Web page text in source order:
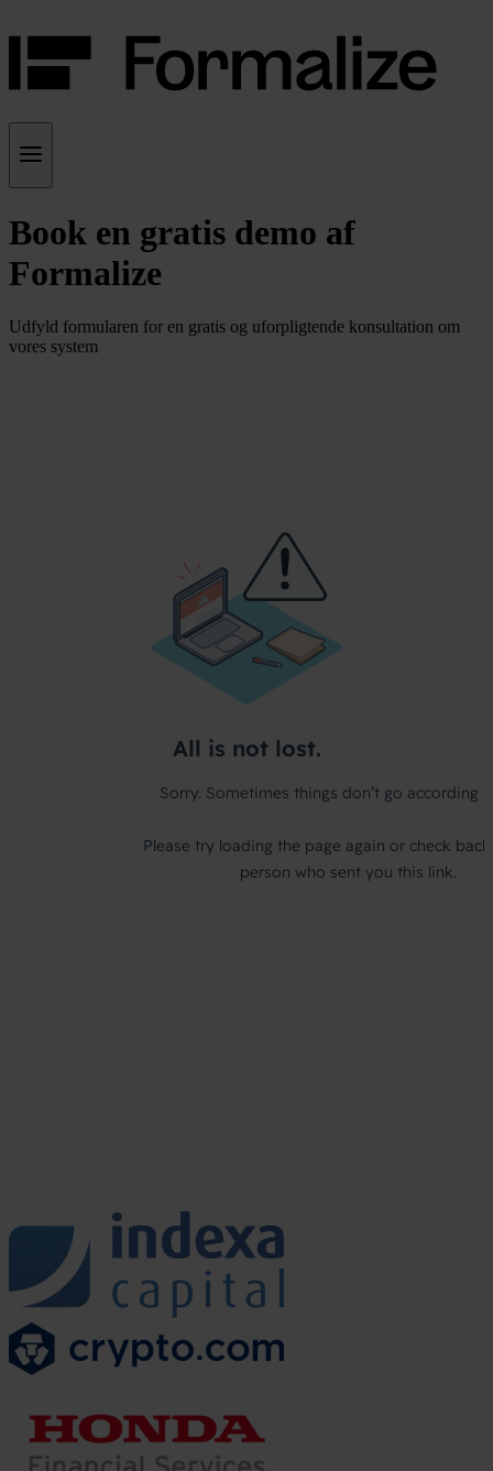
Book en gratis demo af
Formalize
Udfyld formularen for en gratis og uforpligtende konsultation om
vores system